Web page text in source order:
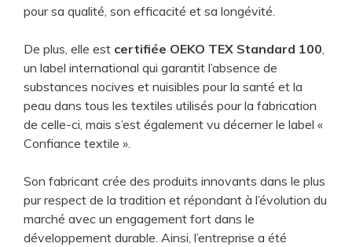
pour sa qualité, son efficacité et sa longévité.
De plus, elle est certifiée OEKO TEX Standard 100
un label international qui garantit l’absence de
substances nocives et nuisibles pour la santé et la
peau dans tous les textiles utilisés pour la fabrication
de celle-ci, mais s’est également vu décerner le label «
Confiance textile ».
Son fabricant crée des produits innovants dans le plus
pur respect de la tradition et répondant à l’évolution du
marché avec un engagement fort dans le
développement durable. Ainsi, l’entreprise a été